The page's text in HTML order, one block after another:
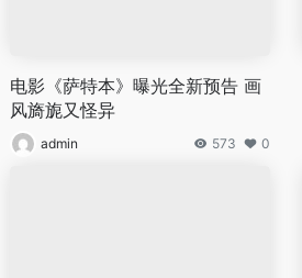
电影《萨特本》曝光全新预告 画
风旖旎又怪异
admin 573 0